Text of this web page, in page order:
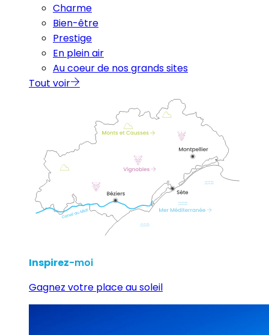
Charme
Bien-être
Prestige
En plein air
Au coeur de nos grands sites
Tout voir
Inspirez-moi
Gagnez votre place au soleil